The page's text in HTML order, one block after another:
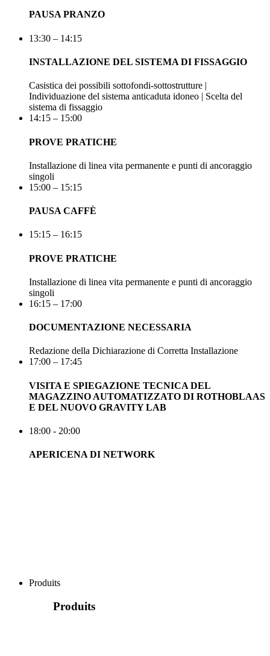
PAUSA PRANZO
13:30 – 14:15
INSTALLAZIONE DEL SISTEMA DI FISSAGGIO
Casistica dei possibili sottofondi-sottostrutture |
Individuazione del sistema anticaduta idoneo | Scelta del
sistema di fissaggio
14:15 – 15:00
PROVE PRATICHE
Installazione di linea vita permanente e punti di ancoraggio
singoli
15:00 – 15:15
PAUSA CAFFÈ
15:15 – 16:15
PROVE PRATICHE
Installazione di linea vita permanente e punti di ancoraggio
singoli
16:15 – 17:00
DOCUMENTAZIONE NECESSARIA
Redazione della Dichiarazione di Corretta Installazione
17:00 – 17:45
VISITA E SPIEGAZIONE TECNICA DEL
MAGAZZINO AUTOMATIZZATO DI ROTHOBLAAS
E DEL NUOVO GRAVITY LAB
18:00 - 20:00
APERICENA DI NETWORK
Produits
Produits